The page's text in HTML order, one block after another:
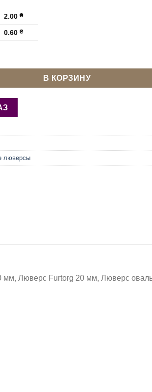
2.00₴
0.60₴
овальный 20 мм Темный никель
В КОРЗИНУ
люверсы
Люверс Furtorg 20 мм, Люверс